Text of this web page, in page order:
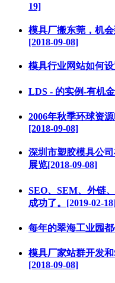
19]
模具厂搬东莞，机
[2018-09-08]
模具行业网站如何设
LDS - 的实例-有机
2006年秋季环球资
[2018-09-08]
深圳市塑胶模具公
展览[2018-09-08]
SEO、SEM、外链
成功了。[2019-02-
每年的翠海工业园
模具厂家站群开发
[2018-09-08]